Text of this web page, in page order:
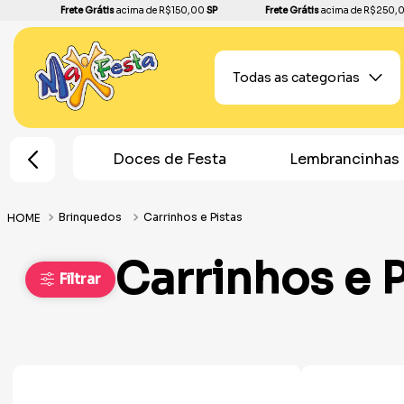
Frete Grátisacima de R$150,00 SP Frete Grátisacima de
Todas as categorias
Pop Doces de Festa Lembrancinhas
Brinquedos Carrinhos e Pistas
Filtrar Carrinhos e